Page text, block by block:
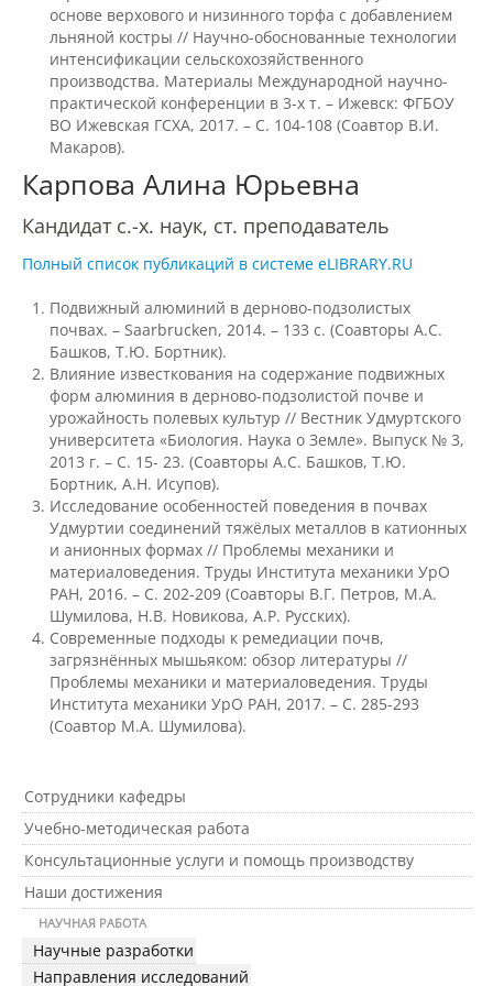
Трудоустройство
Как мы отдыхаем
Информация
Волонтерский центр
Студенческие отряды
Студенческий отряд «Водяной»
Студенческий отряд «Гризли»
Студенческий отряд «Земляне»
Студенческий отряд «Спасатели»
Профсоюз
Единое окно по поддержке молодых
основе верхового и низинного торфа с добавлением
льняной костры // Научно-обоснованные технологии
интенсификации сельскохозяйственного
производства. Материалы Международной научно-
практической конференции в 3-х т. – Ижевск: ФГБОУ
ВО Ижевская ГСХА, 2017. – С. 104-108 (Соавтор В.И.
Макаров).
Карпова Алина Юрьевна
Кандидат с.-х. наук, ст. преподаватель
Полный список публикаций в системе eLIBRARY.RU
Подвижный алюминий в дерново-подзолистых
почвах. – Saarbrucken, 2014. – 133 с. (Соавторы А.С.
Башков, Т.Ю. Бортник).
Влияние известкования на содержание подвижных
форм алюминия в дерново-подзолистой почве и
урожайность полевых культур // Вестник Удмуртского
университета «Биология. Наука о Земле». Выпуск № 3,
2013 г. – С. 15- 23. (Соавторы А.С. Башков, Т.Ю.
Бортник, А.Н. Исупов).
Исследование особенностей поведения в почвах
Удмуртии соединений тяжёлых металлов в катионных
и анионных формах // Проблемы механики и
материаловедения. Труды Института механики УрО
РАН, 2016. – С. 202-209 (Соавторы В.Г. Петров, М.А.
Шумилова, Н.В. Новикова, А.Р. Русских).
Современные подходы к ремедиации почв,
загрязнённых мышьяком: обзор литературы //
Проблемы механики и материаловедения. Труды
Института механики УрО РАН, 2017. – С. 285-293
(Соавтор М.А. Шумилова).
Сотрудники кафедры
Учебно-методическая работа
Консультационные услуги и помощь производству
Наши достижения
НАУЧНАЯ РАБОТА
Научные разработки
Направления исследований